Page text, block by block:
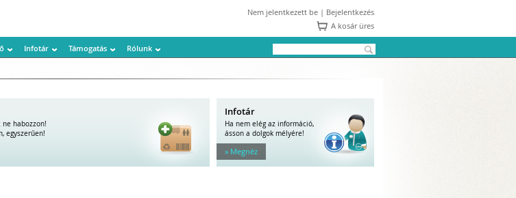
Nem jelentkezett be | Bejelentkezés
A kosár üres
Infotár Támogatás Rólunk
habozzon!
egyszerűen!
Infotár
Ha nem elég az információ,
ásson a dolgok mélyére!
» Megnéz